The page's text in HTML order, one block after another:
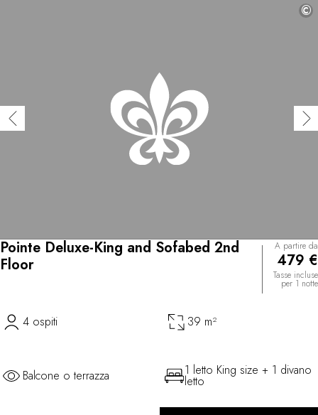
©
Pointe Deluxe-King and Sofabed 2nd
Floor
A partire da
479 €
Tasse incluse
per 1 notte
4 ospiti 39 m²
Balcone o terrazza 1 letto King size + 1 divano
letto